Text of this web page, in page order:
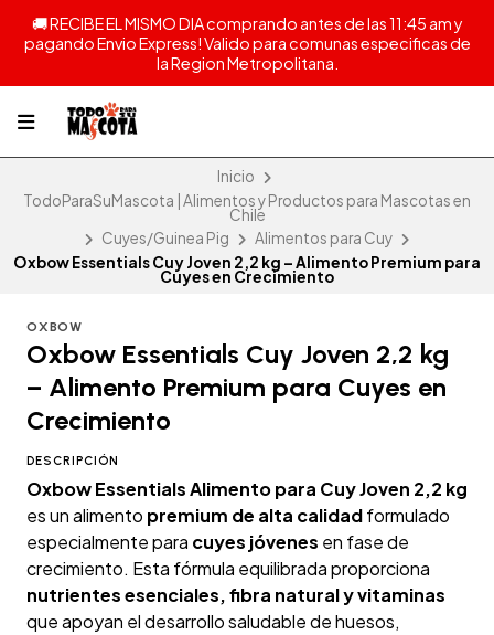
🚚 RECIBE EL MISMO DIA comprando antes de las 11:45 am y
pagando Envio Express! Valido para comunas especificas de
la Region Metropolitana.
Inicio
TodoParaSuMascota | Alimentos y Productos para Mascotas en
Chile
Cuyes/Guinea Pig
Alimentos para Cuy
Oxbow Essentials Cuy Joven 2,2 kg – Alimento Premium para
Cuyes en Crecimiento
OXBOW
Oxbow Essentials Cuy Joven 2,2 kg
– Alimento Premium para Cuyes en
Crecimiento
DESCRIPCIÓN
Oxbow Essentials Alimento para Cuy Joven 2,2 kg
es un alimento premium de alta calidadformulado
especialmente para cuyes jóvenes en fase de
crecimiento. Esta fórmula equilibrada proporciona
nutrientes esenciales, fibra natural y vitaminas
que apoyan el desarrollo saludable de huesos,